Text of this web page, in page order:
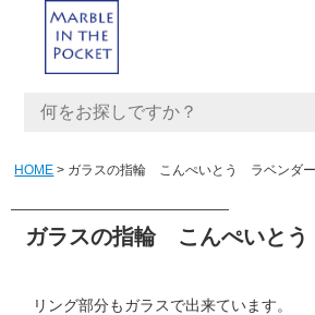
HOME ガラスの指輪 こんぺいとう ラベンダー
ガラスの指輪 こんぺいと
リング部分もガラスで出来ています。